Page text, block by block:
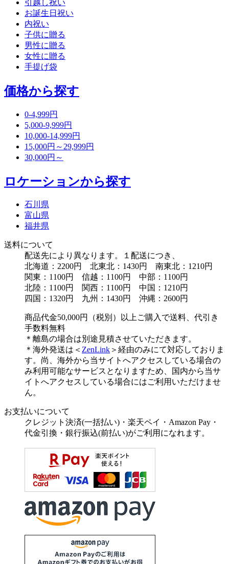
引越し祝い
お誕生日祝い
内祝い
子供に贈る
男性に贈る
女性に贈る
手提げ袋
価格から探す
0-4,999円
5,000-9,999円
10,000-14,999円
15,000円～29,999円
30,000円～
ロケーションから探す
石川県
富山県
福井県
送料について
配送先により異なります。１配送につき、
北海道：2200円 北東北：1430円 南東北：1210円
関東：1100円 信越：1100円 中部：1100円
北陸：1100円 関西：1100円 中国：1210円
四国：1320円 九州：1430円 沖縄：2600円
商品代金50,000円（税別）以上ご購入で送料、代引き
手数料無料
＊離島の場合は別途見積させていただきます。
＊海外発送は＜ ZenLink ＞経由のみにて対応しておりま
す。尚、海外から当サイトへアクセスしている場合の
み利用可能なサービスとなりますため、国内から当サ
イトへアクセスしている場合にはご利用いただけませ
ん。
お支払いについて
クレジット決済(一括払い)・楽天ペイ・Amazon Pay・
代金引換・銀行振込(前払い)がご利用になれます。